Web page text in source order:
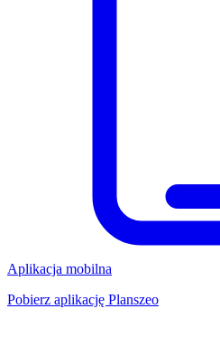
Aplikacja mobilna
Pobierz aplikację Planszeo